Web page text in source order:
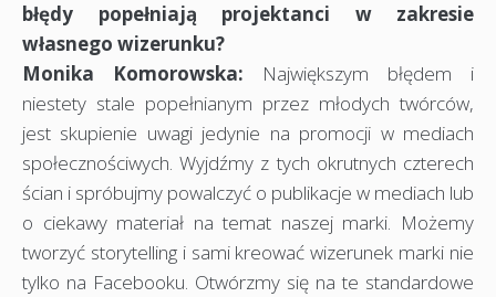
błędy popełniają projektanci w zakresie
własnego wizerunku?
Monika Komorowska: Największym błędem i
niestety stale popełnianym przez młodych twórców,
jest skupienie uwagi jedynie na promocji w mediach
społecznościwych. Wyjdźmy z tych okrutnych czterech
ścian i spróbujmy powalczyć o publikacje w mediach lub
o ciekawy materiał na temat naszej marki. Możemy
tworzyć storytelling i sami kreować wizerunek marki nie
tylko na Facebooku. Otwórzmy się na te standardowe